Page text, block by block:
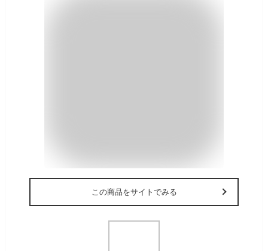
この商品をサイトでみる